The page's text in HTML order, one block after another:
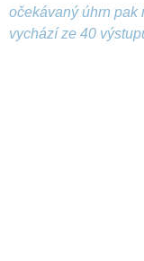
očekávaný úhrn pak
vychází ze 40